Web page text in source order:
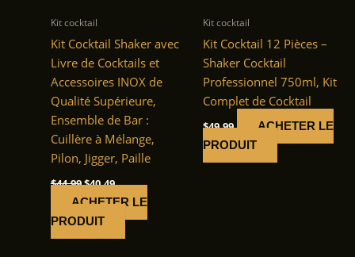
Kit cocktail
Kit Cocktail Shaker avec
Livre de Cocktails et
Accessoires INOX de
Qualité Supérieure,
Ensemble de Bar :
Cuillère à Mélange,
Pilon, Jigger, Paille
$44.99Le
initial
était :
$40.49Le
actuel
est :
ACHETER LE
PRODUIT
Kit cocktail
Kit Cocktail 12 Pièces –
Shaker Cocktail
Professionnel 750ml, Kit
Complet de Cocktail
$49.99
ACHETER LE
PRODUIT